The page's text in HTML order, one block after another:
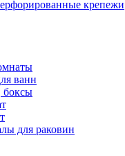
крепежи
ванн
боксы
для раковин